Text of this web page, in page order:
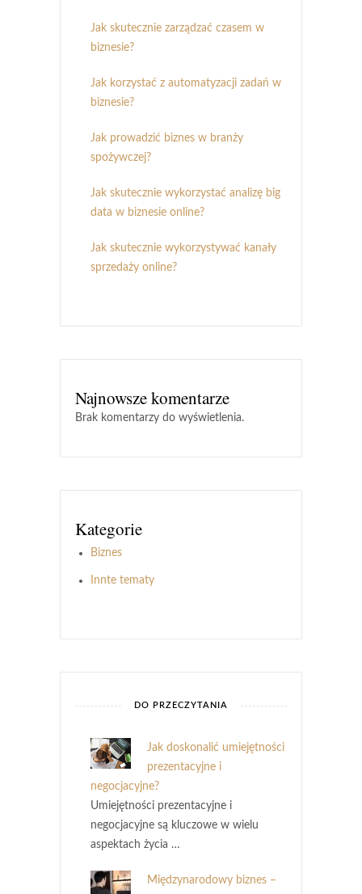
Jak skutecznie zarządzać czasem w
biznesie?
Jak korzystać z automatyzacji zadań w
biznesie?
Jak prowadzić biznes w branży
spożywczej?
Jak skutecznie wykorzystać analizę big
data w biznesie online?
Jak skutecznie wykorzystywać kanały
sprzedaży online?
Najnowsze komentarze
Brak komentarzy do wyświetlenia.
Kategorie
Biznes
Innte tematy
DO PRZECZYTANIA
Jak doskonalić umiejętności
prezentacyjne i
negocjacyjne?
Umiejętności prezentacyjne i
negocjacyjne są kluczowe w wielu
aspektach życia …
Międzynarodowy biznes –